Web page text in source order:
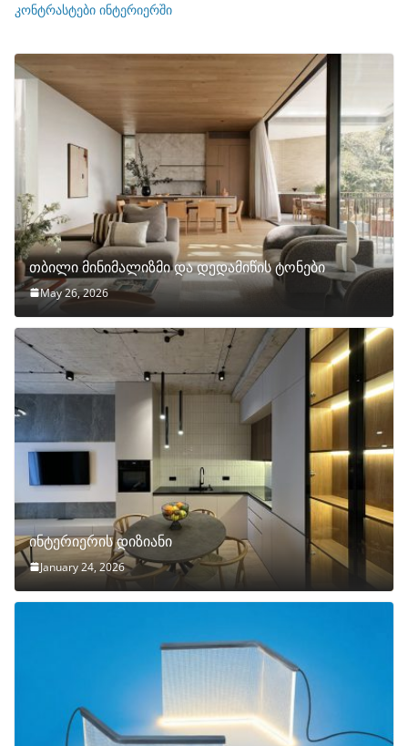
ი
კონტრასტები ინტერიერში
თბილი მინიმალიზმი და დედამიწის ტონები
May 26, 2026
ინტერიერის დიზიანი
January 24, 2026